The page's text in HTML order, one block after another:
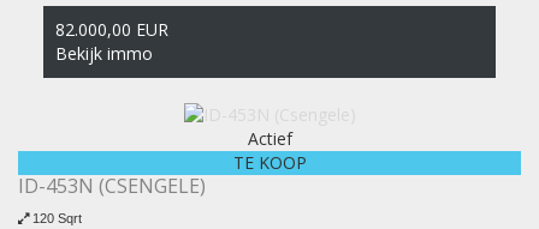
82.000,00 EUR
Bekijk immo
Actief
TE KOOP
ID-453N (CSENGELE)
120 Sqrt